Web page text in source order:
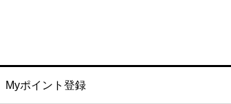
Myポイント登録